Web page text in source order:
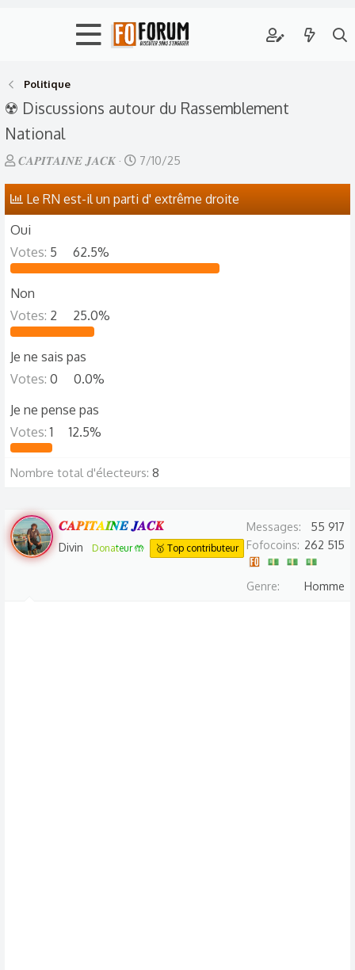
Politique
☢️ Discussions autour du Rassemblement
National
A
t
e
u
r
d
e
l
a
d
i
c
u
s
s
o
n
𝑪𝑨𝑷𝑰𝑻𝑨𝑰𝑵𝑬 𝑱𝑨𝑪𝑲
D
t
e
d
7/10/25
Le RN est-il un parti d' extrême droite
Oui
Votes: 5 62.5%
Non
Votes: 2 25.0%
Je ne sais pas
Votes: 0
0.0%
Je ne pense pas
Votes: 1 12.5%
Nombre total d'électeurs 8
𝑪𝑨𝑷𝑰𝑻𝑨𝑰𝑵𝑬 𝑱𝑨𝑪𝑲
Divin Donateur 🤲 🥇 Top contributeur
Messages
55 917
Fofocoins
262 515
Genre Homme